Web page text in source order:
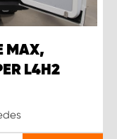
MAX,
L4H2